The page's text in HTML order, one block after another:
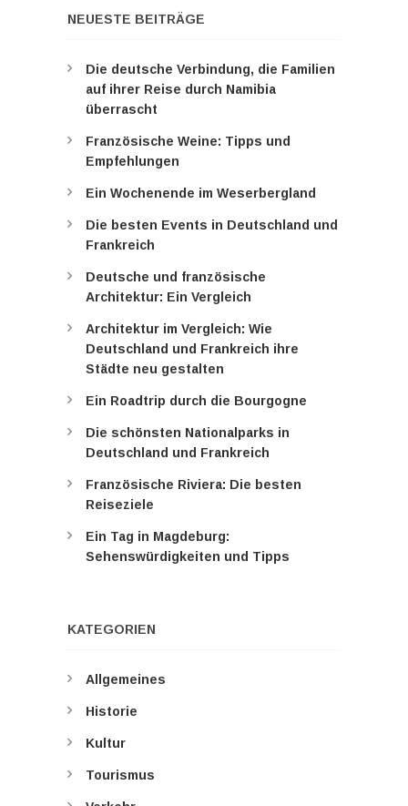
NEUESTE BEITRÄGE
Die deutsche Verbindung, die Familien
auf ihrer Reise durch Namibia
überrascht
Französische Weine: Tipps und
Empfehlungen
Ein Wochenende im Weserbergland
Die besten Events in Deutschland und
Frankreich
Deutsche und französische
Architektur: Ein Vergleich
Architektur im Vergleich: Wie
Deutschland und Frankreich ihre
Städte neu gestalten
Ein Roadtrip durch die Bourgogne
Die schönsten Nationalparks in
Deutschland und Frankreich
Französische Riviera: Die besten
Reiseziele
Ein Tag in Magdeburg:
Sehenswürdigkeiten und Tipps
KATEGORIEN
Allgemeines
Historie
Kultur
Tourismus